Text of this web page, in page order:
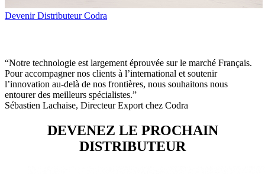
Devenir Distributeur Codra
“Notre technologie est largement éprouvée sur le marché Français.
Pour accompagner nos clients à l’international et soutenir
l’innovation au-delà de nos frontières, nous souhaitons nous
entourer des meilleurs spécialistes.”
Sébastien Lachaise, Directeur Export chez Codra
DEVENEZ LE PROCHAIN
DISTRIBUTEUR